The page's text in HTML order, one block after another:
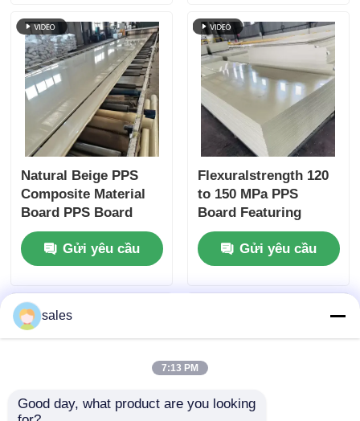
Natural Beige PPS
Composite Material
Board PPS Board
Ideal for
Manufacturing
Electrical
Mechanical Parts
Gửi yêu cầu
Flexuralstrength 120
to 150 MPa PPS
Board Featuring
Density 1.35 to 1.38
Gcm3 and Weather
Resistance Designed
Gửi yêu cầu
sales
7:13 PM
Good day, what product are you looking